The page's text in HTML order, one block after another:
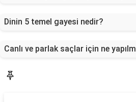
Dinin 5 temel gayesi nedir?
Canlı ve parlak saçlar için ne